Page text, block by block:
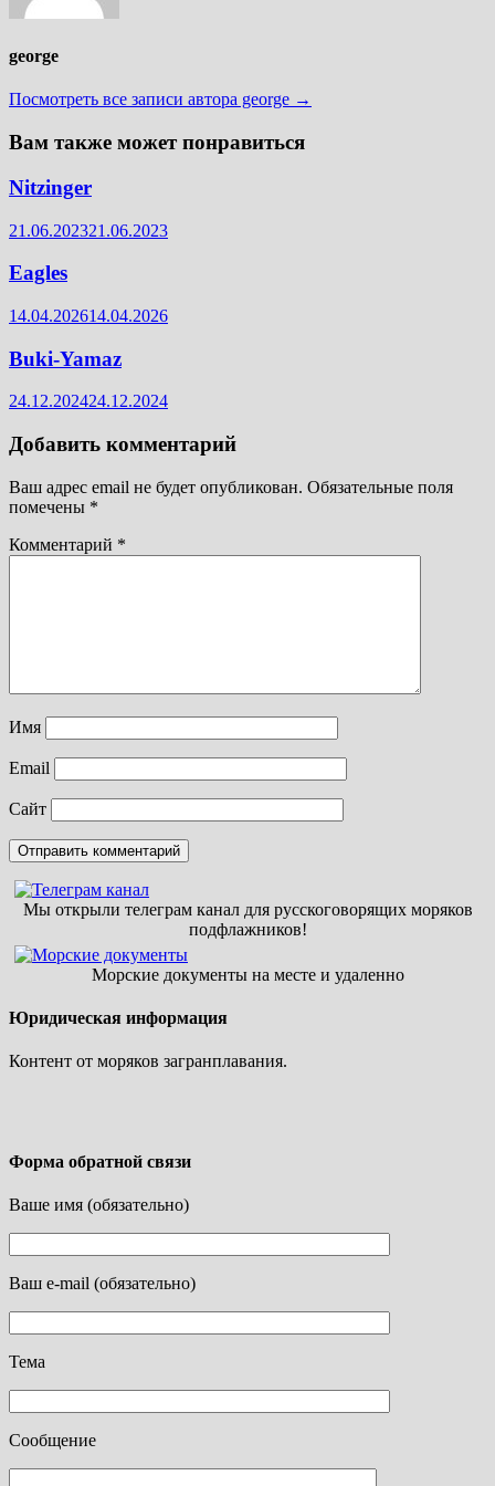
george
Посмотреть все записи автора george →
Вам также может понравиться
Nitzinger
21.06.202321.06.2023
Eagles
14.04.202614.04.2026
Buki-Yamaz
24.12.202424.12.2024
Добавить комментарий
Ваш адрес email не будет опубликован. Обязательные поля
помечены *
Комментарий *
Имя
Email
Сайт
Мы открыли телеграм канал для русскоговорящих моряков
подфлажников!
Морские документы на месте и удаленно
Юридическая информация
Контент от моряков загранплавания.
Форма обратной связи
Ваше имя (обязательно)
Ваш e-mail (обязательно)
Тема
Сообщение